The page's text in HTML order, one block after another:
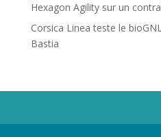
Hexagon Agility sur un
Corsica Linea teste le
Bastia
Propriété de Territoire